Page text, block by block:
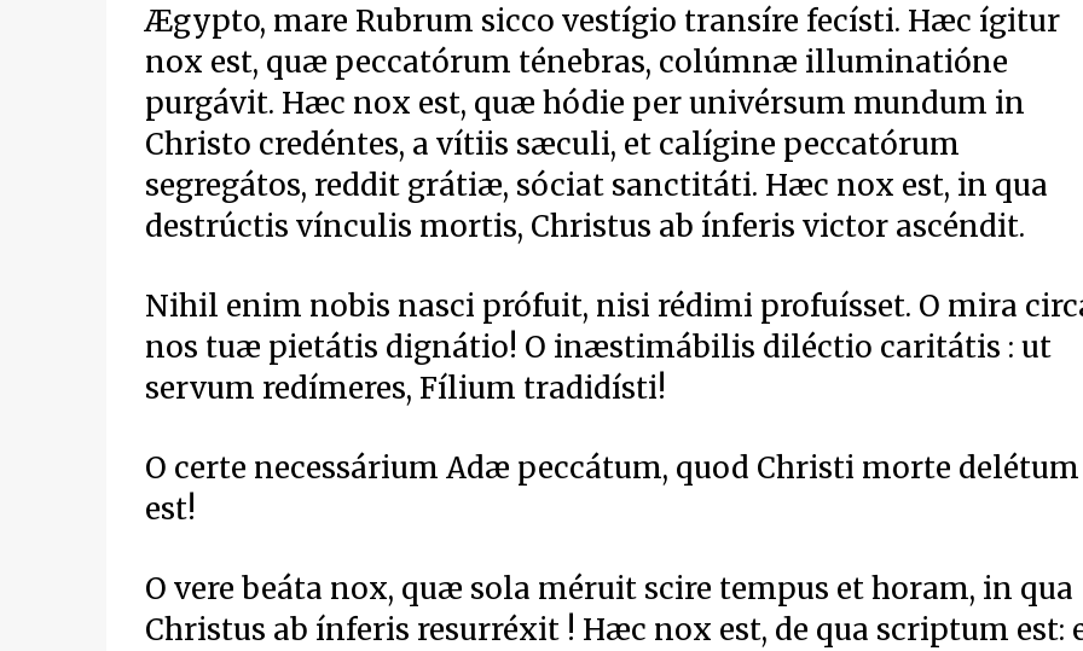
Ægypto, mare Rubrum sicco vestígio transíre fecísti. Hæc ígitur
nox est, quæ peccatórum ténebras, colúmnæ illuminatióne
purgávit. Hæc nox est, quæ hódie per univérsum mundum in
Christo credéntes, a vítiis sæculi, et calígine peccatórum
segregátos, reddit grátiæ, sóciat sanctitáti. Hæc nox est, in qua
destrúctis vínculis mortis, Christus ab ínferis victor ascéndit.
Nihil enim nobis nasci prófuit, nisi rédimi profuísset. O mira
nos tuæ pietátis dignátio! O inæstimábilis diléctio caritátis : ut
servum redímeres, Fílium tradidísti!
O certe necessárium Adæ peccátum, quod Christi morte delétum
est!
O vere beáta nox, quæ sola méruit scire tempus et horam, in qua
Christus ab ínferis resurréxit ! Hæc nox est, de qua scriptum est: